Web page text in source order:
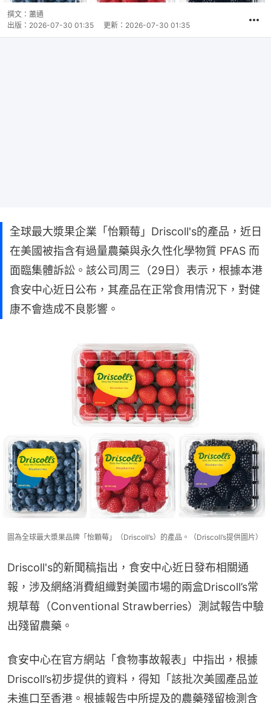
撰文： 蕭通
出版： 2026-07-30 01:35 更新： 2026-07-30 01:35
全球最大漿果企業「怡顆莓」Driscoll's的產品，近日
在美國被指含有過量農藥與永久性化學物質 PFAS 而
面臨集體訴訟。該公司周三（29日）表示，根據本港
食安中心近日公布，其產品在正常食用情況下，對健
康不會造成不良影響。
圖為全球最大漿果品牌「怡顆莓」（Driscoll’s）的產品。（Driscoll’s提供圖片）
Driscoll's的新聞稿指出，食安中心近日發布相關通
報，涉及網絡消費組織對美國市場的兩盒Driscoll’s常
規草莓（Conventional Strawberries）測試報告中驗
出殘留農藥。
食安中心在官方網站「食物事故報表」中指出，根據
Driscoll’s初步提供的資料，得知「該批次美國產品並
未進口至香港。根據報告中所提及的農藥殘留檢測含